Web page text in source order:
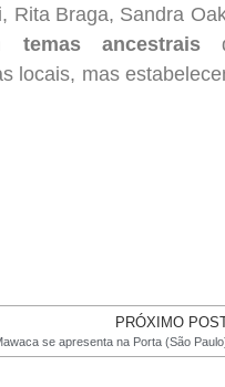
Rita Braga, Sandra
temas ancestrais
locais, mas
PRÓXIMO
se apresenta na Porta (São